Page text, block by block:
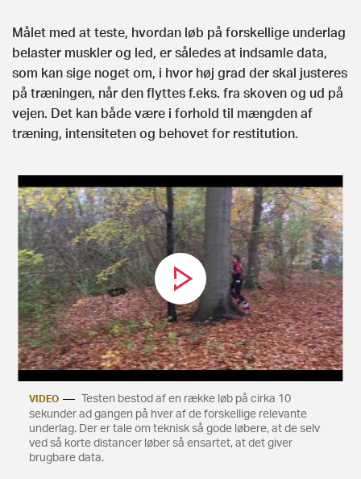
Målet med at teste, hvordan løb på forskellige underlag
belaster muskler og led, er således at indsamle data,
som kan sige noget om, i hvor høj grad der skal justeres
på træningen, når den flyttes f.eks. fra skoven og ud på
vejen. Det kan både være i forhold til mængden af
træning, intensiteten og behovet for restitution.
VIDEO
Testen bestod af en række løb på cirka 10
sekunder ad gangen på hver af de forskellige relevante
underlag. Der er tale om teknisk så gode løbere, at de selv
ved så korte distancer løber så ensartet, at det giver
brugbare data.